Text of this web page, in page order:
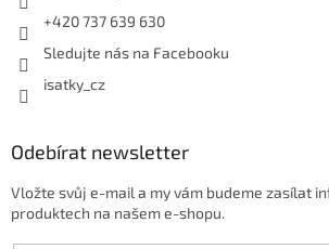
+420 737 639 630
Sledujte nás na Facebooku
isatky_cz
Odebírat newsletter
Vložte svůj e-mail a my vám budeme zasílat
produktech na našem e-shopu.